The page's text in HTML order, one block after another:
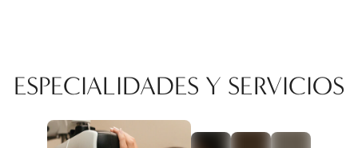
ESPECIALIDADES Y SERVICIOS